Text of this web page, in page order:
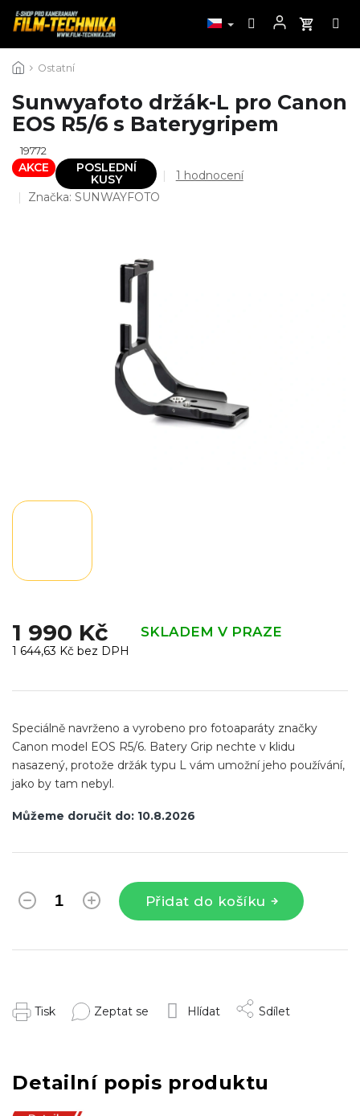
na
Ostatní
Sunwyafoto držák-L pro Canon
EOS R5/6 s Baterygripem
19772
AKCE
POSLEDNÍ
KUSY
Průměrné
1 hodnocení
Značka: SUNWAYFOTO
1 990 Kč SKLADEM V PRAZE
1 644,63 Kč bez DPH
cena:
Můžeme doručit do: 10.8.2026
Přidat do košíku
Speciálně navrženo a vyrobeno pro fotoaparáty značky
Canon model EOS R5/6. Batery Grip nechte v klidu
nasazený, protože držák typu L vám umožní jeho používání,
jako by tam nebyl.
Tisk Zeptat se Hlídat Sdílet
Detailní popis produktu